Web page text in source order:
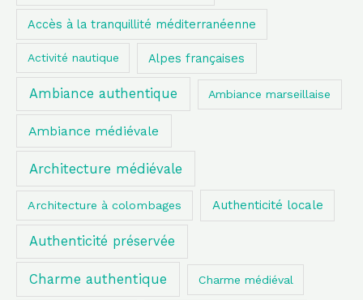
Accès à la tranquillité méditerranéenne
Activité nautique Alpes françaises
Ambiance authentique Ambiance marseillaise
Ambiance médiévale
Architecture médiévale
Architecture à colombages Authenticité locale
Authenticité préservée
Charme authentique Charme médiéval